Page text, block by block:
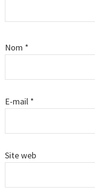
Nom *
E-mail *
Site web